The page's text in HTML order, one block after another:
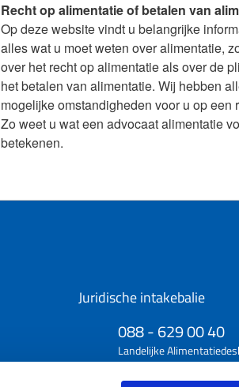
Recht op alimentatie of betalen van
Op deze website vindt u belangrijke
alles wat u moet weten over alimentatie,
over het recht op alimentatie als over de
het betalen van alimentatie. Wij hebben
mogelijke omstandigheden voor u op een
Zo weet u wat een advocaat alimentatie
betekenen.
Juridische intakebalie
088 - 629 00 40
Landelijke
tarief)